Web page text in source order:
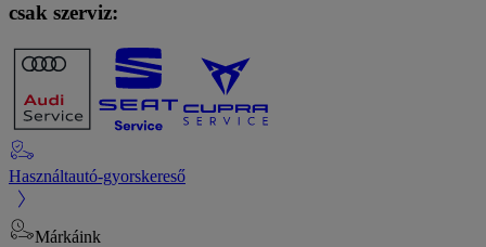
csak szerviz:
Használtautó-gyorskereső
Márkáink